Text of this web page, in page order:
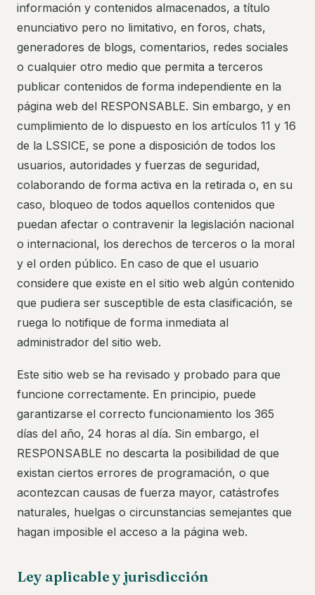
información y contenidos almacenados, a título
enunciativo pero no limitativo, en foros, chats,
generadores de blogs, comentarios, redes sociales
o cualquier otro medio que permita a terceros
publicar contenidos de forma independiente en la
página web del RESPONSABLE. Sin embargo, y en
cumplimiento de lo dispuesto en los artículos 11 y 16
de la LSSICE, se pone a disposición de todos los
usuarios, autoridades y fuerzas de seguridad,
colaborando de forma activa en la retirada o, en su
caso, bloqueo de todos aquellos contenidos que
puedan afectar o contravenir la legislación nacional
o internacional, los derechos de terceros o la moral
y el orden público. En caso de que el usuario
considere que existe en el sitio web algún contenido
que pudiera ser susceptible de esta clasificación, se
ruega lo notifique de forma inmediata al
administrador del sitio web.
Este sitio web se ha revisado y probado para que
funcione correctamente. En principio, puede
garantizarse el correcto funcionamiento los 365
días del año, 24 horas al día. Sin embargo, el
RESPONSABLE no descarta la posibilidad de que
existan ciertos errores de programación, o que
acontezcan causas de fuerza mayor, catástrofes
naturales, huelgas o circunstancias semejantes que
hagan imposible el acceso a la página web.
Ley aplicable y jurisdicción